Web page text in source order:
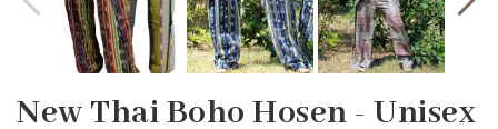
New Thai Boho Hosen - Unisex